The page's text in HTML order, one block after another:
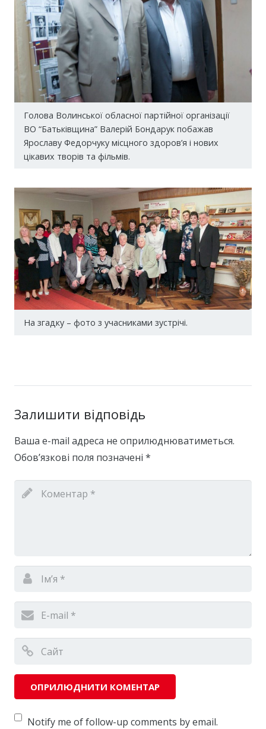
Голова Волинської обласної партійної організації
ВО “Батьківщина” Валерій Бондарук побажав
Ярославу Федорчуку місцного здоров’я і нових
цікавих творів та фільмів.
На згадку – фото з учасниками зустрічі.
Залишити відповідь
Ваша e-mail адреса не оприлюднюватиметься.
Обов’язкові поля позначені *
Notify me of follow-up comments by email.